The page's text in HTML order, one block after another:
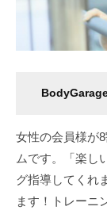
女性の会員様が
ムです。「楽し
グ指導してくれ
ます！トレーニ